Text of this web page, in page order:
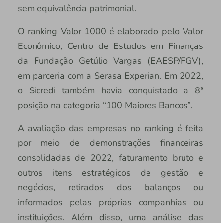
sem equivalência patrimonial.
O ranking Valor 1000 é elaborado pelo Valor
Econômico, Centro de Estudos em Finanças
da Fundação Getúlio Vargas (EAESP/FGV),
em parceria com a Serasa Experian. Em 2022,
o Sicredi também havia conquistado a 8ª
posição na categoria “100 Maiores Bancos”.
A avaliação das empresas no ranking é feita
por meio de demonstrações financeiras
consolidadas de 2022, faturamento bruto e
outros itens estratégicos de gestão e
negócios, retirados dos balanços ou
informados pelas próprias companhias ou
instituições. Além disso, uma análise das